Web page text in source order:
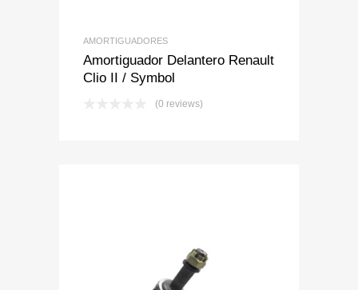
AMORTIGUADORES
Amortiguador Delantero Renault
Clio II / Symbol
(0 reviews)
Add to Wishlist